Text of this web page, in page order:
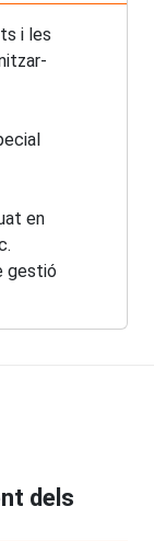
i les
en
gestió
dels